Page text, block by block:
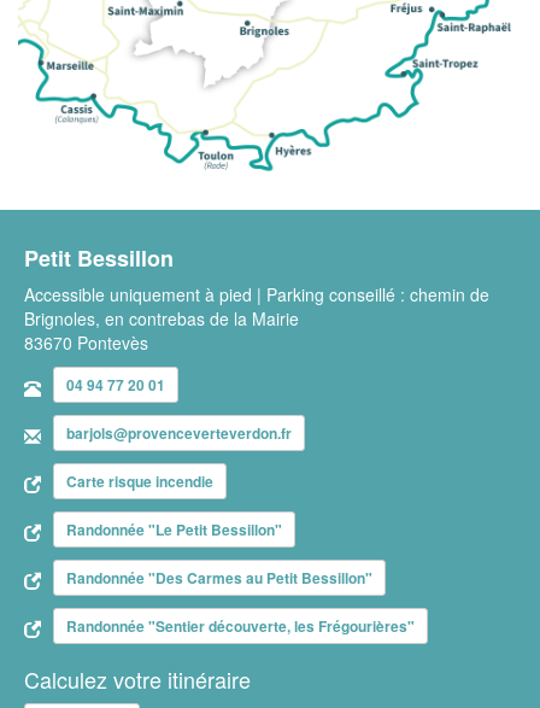
Petit Bessillon
Accessible uniquement à pied | Parking conseillé : chemin de
Brignoles, en contrebas de la Mairie
83670 Pontevès
04 94 77 20 01
barjols@provenceverteverdon.fr
Carte risque incendie
Randonnée "Le Petit Bessillon"
Randonnée "Des Carmes au Petit Bessillon"
Randonnée "Sentier découverte, les Frégourières"
Calculez votre itinéraire